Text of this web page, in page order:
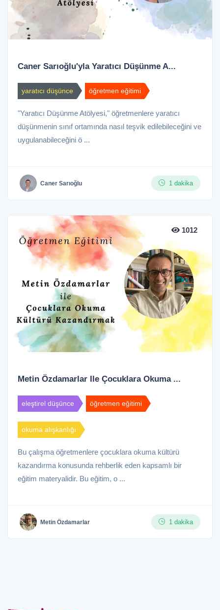
Caner Sarıoğlu'yla Yaratıcı Düşünme A...
yaratıcı düşünce öğretmen eğitimi
"Yaratıcı Düşünme Atölyesi," öğretmenlere yaratıcı
düşünmenin sınıf ortamında nasıl teşvik edilebileceğini ve
uygulanabileceğini ö ...
Caner Sarıoğlu 1 dakika
1012
Metin Özdamarlar Ile Çocuklara Okuma ...
eleştirel düşünce öğretmen eğitimi
okuma alışkanlığı
Bu çalışma öğretmenlere çocuklara okuma kültürü
kazandırma konusunda rehberlik eden kapsamlı bir
eğitim materyalidir. Bu eğitim, o ...
Metin Özdamarlar 1 dakika